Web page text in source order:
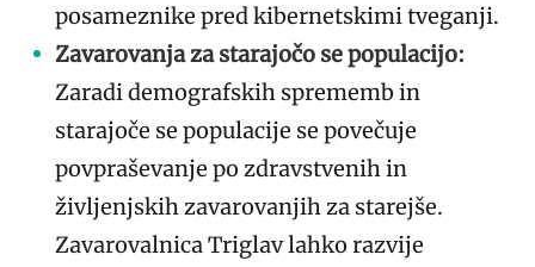
posameznike pred kibernetskimi tveganji.
Zavarovanja za starajočo se populacijo:
Zaradi demografskih sprememb in
starajoče se populacije se povečuje
povpraševanje po zdravstvenih in
življenjskih zavarovanjih za starejše.
Zavarovalnica Triglav lahko razvije